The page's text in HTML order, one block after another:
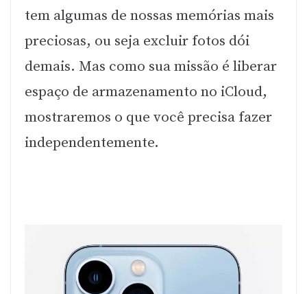
tem algumas de nossas memórias mais
preciosas, ou seja excluir fotos dói
demais. Mas como sua missão é liberar
espaço de armazenamento no iCloud,
mostraremos o que você precisa fazer
independentemente.